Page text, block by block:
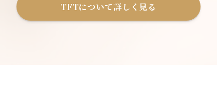
TFTについて詳しく見る